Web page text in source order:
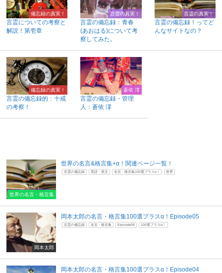
備忘録の真実！
言霊についての考察と
解説！第壱章
言霊の真実！
言霊の備忘録：青春
(あおはる)について考
察してみた。
言霊の真実！
言霊の備忘録！ってど
んなサイトなの？
備忘録の真実！
言霊の備忘録的：十戒
の考察！
蒼依 澪
言霊の備忘録・管理
人：蒼依 澪
世界の名言・格言集
世界の名言&格言集+α！関連ページ一覧！
言霊の備忘録 英語・英文 名言・格言集100選プラスα！ 世界
岡本太郎
岡本太郎の名言・格言集100選プラスα！Episode05
言霊の備忘録 名言・格言集 Episode05 100選プラスα！
岡本太郎の名言・格言集100選プラスα！Episode04